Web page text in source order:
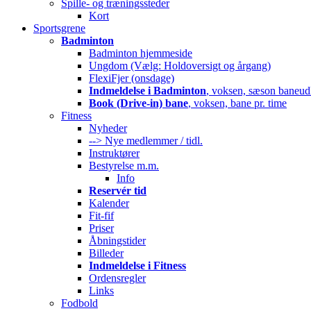
Spille- og træningssteder
Kort
Sportsgrene
Badminton
Badminton hjemmeside
Ungdom (Vælg: Holdoversigt og årgang)
FlexiFjer (onsdage)
Indmeldelse i Badminton, voksen, sæson
Book (Drive-in) bane, voksen, bane pr. time
Fitness
Nyheder
--> Nye medlemmer / tidl.
Instruktører
Bestyrelse m.m.
Info
Reservér tid
Kalender
Fit-fif
Priser
Åbningstider
Billeder
Indmeldelse i Fitness
Ordensregler
Links
Fodbold